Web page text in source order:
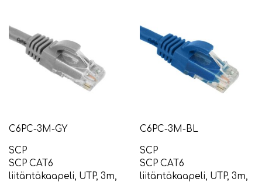
C6PC-3M-GY
SCP
SCP CAT6
liitäntäkaapeli, UTP, 3m,
C6PC-3M-BL
SCP
SCP CAT6
liitäntäkaapeli, UTP, 3m,